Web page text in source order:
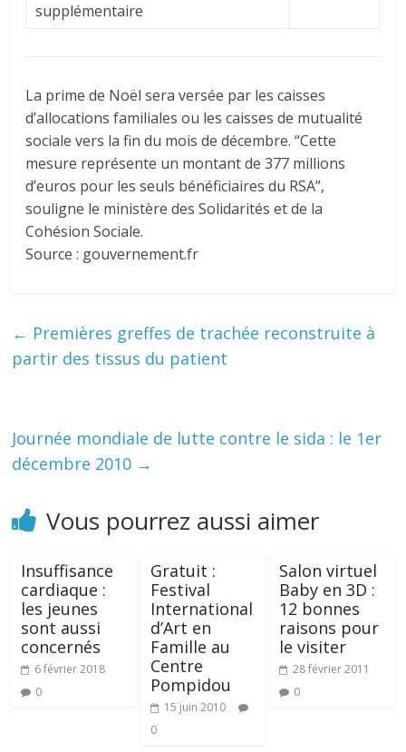
supplémentaire
La prime de Noël sera versée par les caisses
d’allocations familiales ou les caisses de mutualité
sociale vers la fin du mois de décembre. “Cette
mesure représente un montant de 377 millions
d’euros pour les seuls bénéficiaires du RSA”,
souligne le ministère des Solidarités et de la
Cohésion Sociale.
Source : gouvernement.fr
← Premières greffes de trachée reconstruite à
partir des tissus du patient
Journée mondiale de lutte contre le sida : le 1er
décembre 2010 →
Vous pourrez aussi aimer
Insuffisance
cardiaque :
les jeunes
sont aussi
concernés
6 février 2018
0
Gratuit :
Festival
International
d’Art en
Famille au
Centre
Pompidou
15 juin 2010
0
Salon virtuel
Baby en 3D :
12 bonnes
raisons pour
le visiter
28 février 2011
0